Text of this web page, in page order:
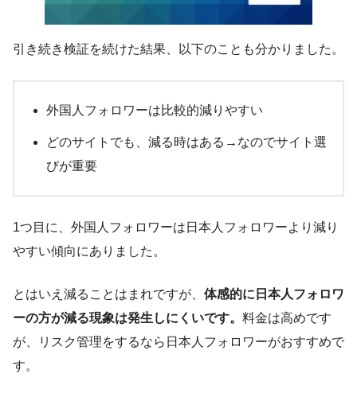
引き続き検証を続けた結果、以下のことも分かりました。
外国人フォロワーは比較的減りやすい
どのサイトでも、減る時はある→なのでサイト選
びが重要
1つ目に、外国人フォロワーは日本人フォロワーより減り
やすい傾向にありました。
とはいえ減ることはまれですが、 体感的に日本人フォロワ
ーの方が減る現象は発生しにくいです。 料金は高めです
が、リスク管理をするなら日本人フォロワーがおすすめで
す。